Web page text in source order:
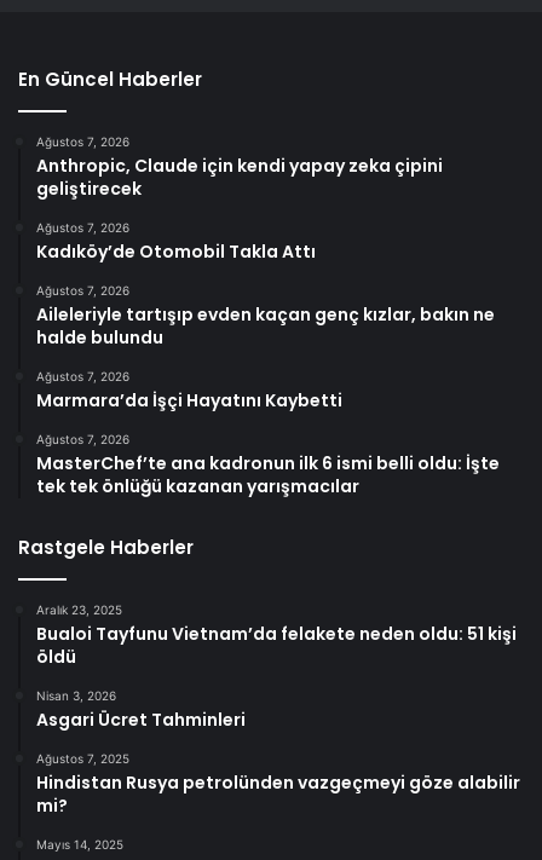
En Güncel Haberler
Ağustos 7, 2026
Anthropic, Claude için kendi yapay zeka çipini
geliştirecek
Ağustos 7, 2026
Kadıköy’de Otomobil Takla Attı
Ağustos 7, 2026
Aileleriyle tartışıp evden kaçan genç kızlar, bakın ne
halde bulundu
Ağustos 7, 2026
Marmara’da İşçi Hayatını Kaybetti
Ağustos 7, 2026
MasterChef’te ana kadronun ilk 6 ismi belli oldu: İşte
tek tek önlüğü kazanan yarışmacılar
Rastgele Haberler
Aralık 23, 2025
Bualoi Tayfunu Vietnam’da felakete neden oldu: 51 kişi
öldü
Nisan 3, 2026
Asgari Ücret Tahminleri
Ağustos 7, 2025
Hindistan Rusya petrolünden vazgeçmeyi göze alabilir
mi?
Mayıs 14, 2025